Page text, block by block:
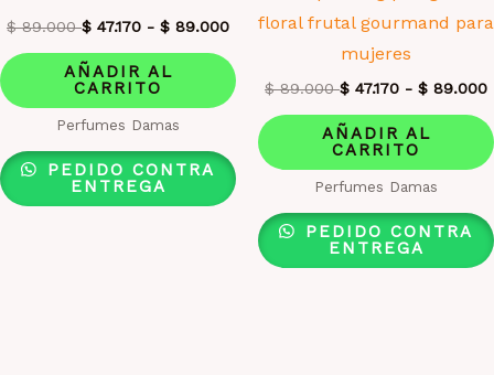
$89.000 $ 47.170 - $ 89.000
AÑADIR AL
CARRITO
Perfumes Damas
PEDIDO CONTRA
ENTREGA
floral frutal gourmand para
mujeres
$89.000 $ 47.170 - $ 89.000
AÑADIR AL
CARRITO
Perfumes Damas
PEDIDO CONTRA
ENTREGA